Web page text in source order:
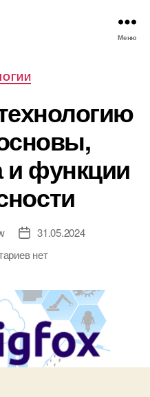
Меню
р
и функции
Д
т
з
а
п
и
с
и
31.05.2024
к
п
с
В
нет